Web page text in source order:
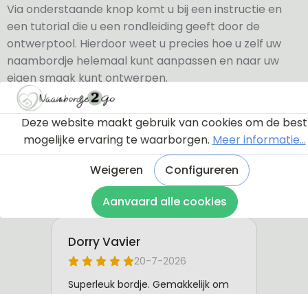
Via onderstaande knop komt u bij een instructie en
een tutorial die u een rondleiding geeft door de
ontwerptool. Hierdoor weet u precies hoe u zelf uw
naambordje helemaal kunt aanpassen en naar uw
eigen smaak kunt ontwerpen.
Bekijk de instructie
Deze website maakt gebruik van cookies om de best
mogelijke ervaring te waarborgen. Meer informatie...
Weigeren
Configureren
Aanvaard alle cookies